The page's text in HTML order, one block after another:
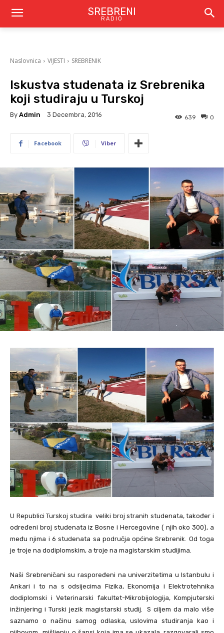
SREBRENI
RADIO
Naslovnica VIJESTI SREBRENIK
Iskustva studenata iz Srebrenika
koji studiraju u Turskoj
By Admin 3 Decembra, 2016 0
639
Facebook Viber
U Republici Turskoj studira veliki broj stranih studenata, također i
određeni broj studenata iz Bosne i Hercegovine ( njih oko 300), a
među njima i 6 studenata sa područja općine Srebrenik. Od toga
je troje na dodiplomskim, a troje na magistarskim studijima.
Naši Srebreničani su raspoređeni na univerzitetima u Istanbulu i
Ankari i to na s odsijecima Fizika, Ekonomija i Elektrotehnika
dodiplomski i Veterinarski fakultet-Mikrobijologija, Kompjuterski
inžinjering i Turski jezik magistarski studij. S ciljem da malo više
saznamo o načinu samog odlaska, uslovima studiranja kao i